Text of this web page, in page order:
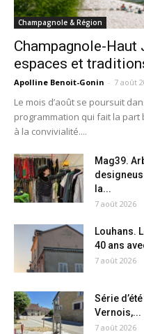
Champagnole & Région
Champagnole-Haut
espaces et
Apolline Benoit-Gonin - 7 août
Le mois d’août se poursuit
programmation qui fait la
à la convivialité....
Mag39.
la...
7 août 2026
Louhans.
40 ans
7 août 2026
Série
Vernois,...
7 août 2026